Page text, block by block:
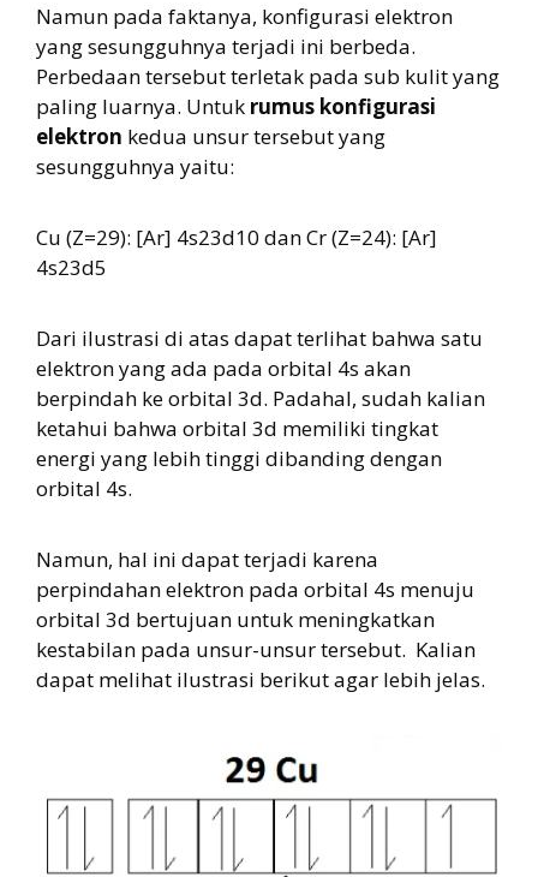
Namun pada faktanya, konfigurasi elektron
yang sesungguhnya terjadi ini berbeda.
Perbedaan tersebut terletak pada sub kulit yang
paling luarnya. Untuk rumus konfigurasi
elektron kedua unsur tersebut yang
sesungguhnya yaitu:
Cu (Z=29): [Ar] 4s23d10 dan Cr (Z=24): [Ar]
4s23d5
Dari ilustrasi di atas dapat terlihat bahwa satu
elektron yang ada pada orbital 4s akan
berpindah ke orbital 3d. Padahal, sudah kalian
ketahui bahwa orbital 3d memiliki tingkat
energi yang lebih tinggi dibanding dengan
orbital 4s.
Namun, hal ini dapat terjadi karena
perpindahan elektron pada orbital 4s menuju
orbital 3d bertujuan untuk meningkatkan
kestabilan pada unsur-unsur tersebut. Kalian
dapat melihat ilustrasi berikut agar lebih jelas.